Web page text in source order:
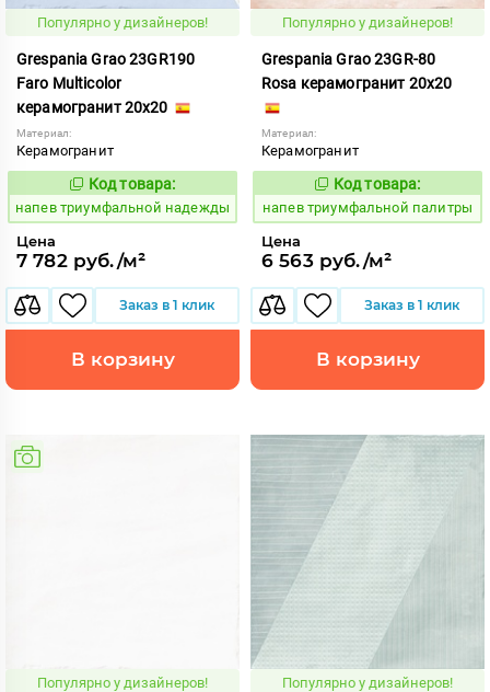
Популярно у дизайнеров!
Grespania Grao 23GR190
Faro Multicolor
керамогранит 20x20
Материал:
Керамогранит
1091182
Код товара:
напев триумфальной надежды
Цена
7 782 руб./м²
Заказ в 1 клик
В корзину
Популярно у дизайнеров!
Grespania Grao 23GR-80
Rosa керамогранит 20x20
Материал:
Керамогранит
1091191
Код товара:
напев триумфальной палитры
Цена
6 563 руб./м²
Заказ в 1 клик
В корзину
Популярно у дизайнеров! Популярно у дизайнеров!